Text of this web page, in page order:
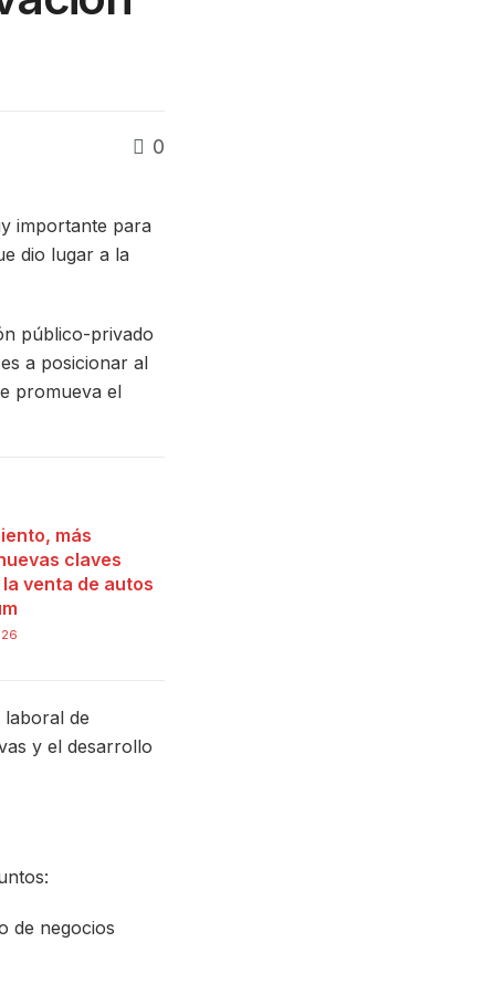
0
importante para
dio lugar a la
público-privado
a posicionar al
promueva el
más
claves
venta de autos
de
y el desarrollo
de negocios